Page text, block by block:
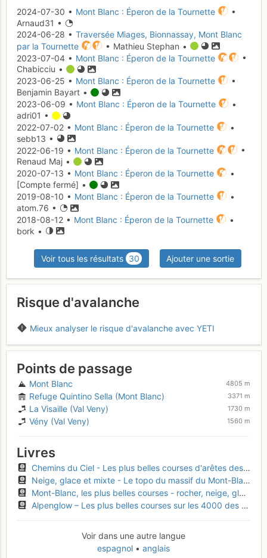
2024-07-30 • Mont Blanc : Éperon de la Tournette
•
Arnaud31 •
2024-06-28 • Traversée Miages, Bionnassay, Mont Blanc
par la Tournette
• Mathieu Stephan •
2023-07-04 • Mont Blanc : Éperon de la Tournette
•
Chabicciu •
2023-06-25 • Mont Blanc : Éperon de la Tournette
•
Benjamin Bayart •
2023-06-09 • Mont Blanc : Éperon de la Tournette
•
adri01 •
2022-07-02 • Mont Blanc : Éperon de la Tournette
•
sebb13 •
2022-06-19 • Mont Blanc : Éperon de la Tournette
•
Renaud Maj •
2020-07-13 • Mont Blanc : Éperon de la Tournette
•
[Compte fermé] •
2019-08-10 • Mont Blanc : Éperon de la Tournette
•
atom.76 •
2018-08-12 • Mont Blanc : Éperon de la Tournette
•
bork •
Voir tous les résultats 30 Ajouter une sortie
Risque d'avalanche
Mieux analyser le risque d'avalanche avec YETI
Points de passage
Mont Blanc 4805 m
Refuge Quintino Sella (Mont Blanc) 3371 m
La Visaille (Val Veny) 1730 m
Vény (Val Veny) 1560 m
Livres
Chemins du Ciel - Les plus belles courses d'arêtes des Alpes
Neige, glace et mixte - Le topo du massif du Mont-Blanc, Tome 2
Mont-Blanc, les plus belles courses - rocher, neige, glace et mixte
Alpenglow – Les plus belles courses sur les 4000 des Alpes
Voir dans une autre langue
espagnol
anglais